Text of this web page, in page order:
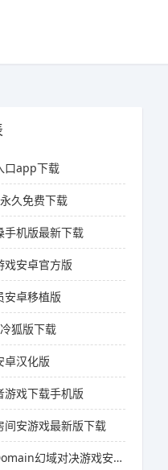
口app下载
久免费下载
手机版最新下载
戏安卓官方版
安卓移植版
狐版下载
卓汉化版
游戏下载手机版
间安游戏最新版下载
幻域对决游戏安卓官方版